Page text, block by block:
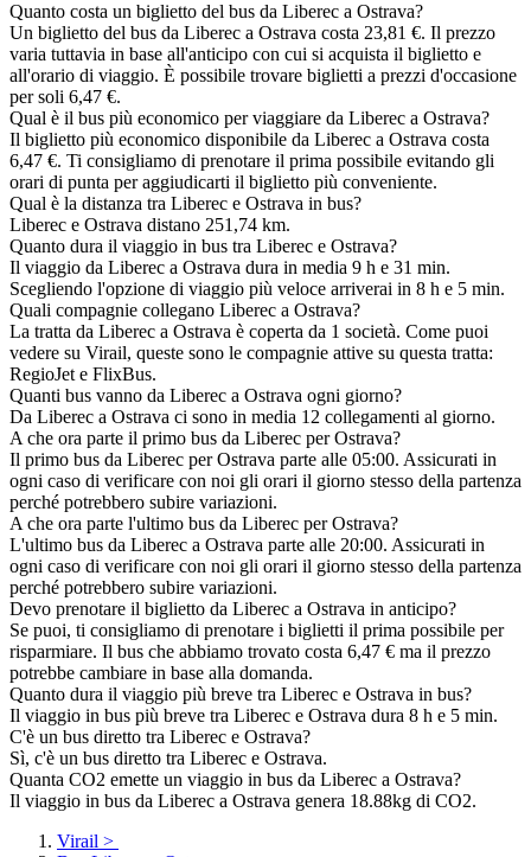
Quanto costa un biglietto del bus da Liberec a Ostrava?
Un biglietto del bus da Liberec a Ostrava costa 23,81 €. Il prezzo
varia tuttavia in base all'anticipo con cui si acquista il biglietto e
all'orario di viaggio. È possibile trovare biglietti a prezzi d'occasione
per soli 6,47 €.
Qual è il bus più economico per viaggiare da Liberec a Ostrava?
Il biglietto più economico disponibile da Liberec a Ostrava costa
6,47 €. Ti consigliamo di prenotare il prima possibile evitando gli
orari di punta per aggiudicarti il biglietto più conveniente.
Qual è la distanza tra Liberec e Ostrava in bus?
Liberec e Ostrava distano 251,74 km.
Quanto dura il viaggio in bus tra Liberec e Ostrava?
Il viaggio da Liberec a Ostrava dura in media 9 h e 31 min.
Scegliendo l'opzione di viaggio più veloce arriverai in 8 h e 5 min.
Quali compagnie collegano Liberec a Ostrava?
La tratta da Liberec a Ostrava è coperta da 1 società. Come puoi
vedere su Virail, queste sono le compagnie attive su questa tratta:
RegioJet e FlixBus.
Quanti bus vanno da Liberec a Ostrava ogni giorno?
Da Liberec a Ostrava ci sono in media 12 collegamenti al giorno.
A che ora parte il primo bus da Liberec per Ostrava?
Il primo bus da Liberec per Ostrava parte alle 05:00. Assicurati in
ogni caso di verificare con noi gli orari il giorno stesso della partenza
perché potrebbero subire variazioni.
A che ora parte l'ultimo bus da Liberec per Ostrava?
L'ultimo bus da Liberec a Ostrava parte alle 20:00. Assicurati in
ogni caso di verificare con noi gli orari il giorno stesso della partenza
perché potrebbero subire variazioni.
Devo prenotare il biglietto da Liberec a Ostrava in anticipo?
Se puoi, ti consigliamo di prenotare i biglietti il prima possibile per
risparmiare. Il bus che abbiamo trovato costa 6,47 € ma il prezzo
potrebbe cambiare in base alla domanda.
Quanto dura il viaggio più breve tra Liberec e Ostrava in bus?
Il viaggio in bus più breve tra Liberec e Ostrava dura 8 h e 5 min.
C'è un bus diretto tra Liberec e Ostrava?
Sì, c'è un bus diretto tra Liberec e Ostrava.
Quanta CO2 emette un viaggio in bus da Liberec a Ostrava?
Il viaggio in bus da Liberec a Ostrava genera 18.88kg di CO2.
Virail >